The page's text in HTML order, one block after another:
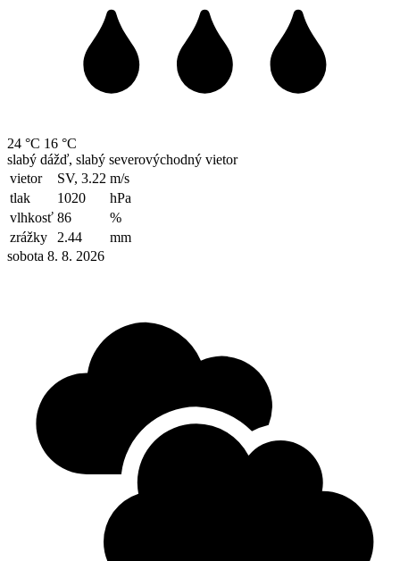
24 °C 16 °C
slabý dážď, slabý severovýchodný vietor
vietor
SV, 3.22 m/s
tlak
1020
hPa
vlhkosť 86
%
zrážky
2.44
mm
sobota 8. 8. 2026